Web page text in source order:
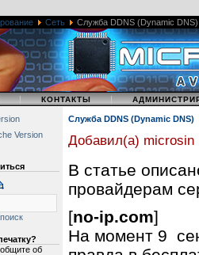
Сеть Служба DDNS (Dynamic DNS)
| КОНТАКТЫ |
Version
об
Служба DDNS (Dynamic DNS)
Добавил(а) microsin
В статье
провайдерам
[no-ip.com]
На момент 9